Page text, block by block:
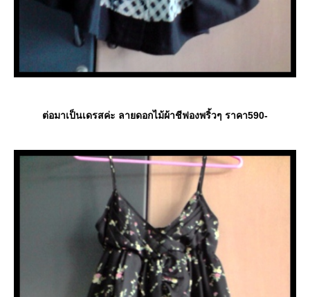
ต่อมาเป็นเดรสค่ะ ลายดอกไม้ผ้าชีฟองพริ้วๆ ราคา590-